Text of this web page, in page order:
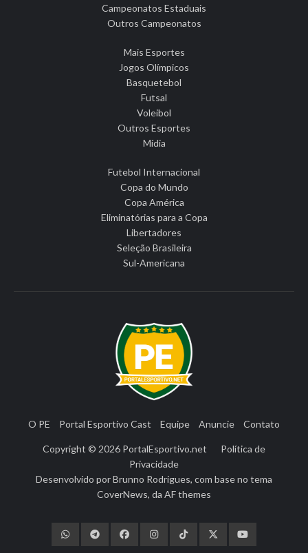
Campeonatos Estaduais
Outros Campeonatos
Mais Esportes
Jogos Olímpicos
Basquetebol
Futsal
Voleibol
Outros Esportes
Mídia
Futebol Internacional
Copa do Mundo
Copa América
Eliminatórias para a Copa
Libertadores
Seleção Brasileira
Sul-Americana
O PE Portal Esportivo Cast Equipe Anuncie Contato
Copyright © 2026 PortalEsportivo.net
Política de
Privacidade
Desenvolvido porBrunno Rodrigues, com base no tema
CoverNews, da AF themes